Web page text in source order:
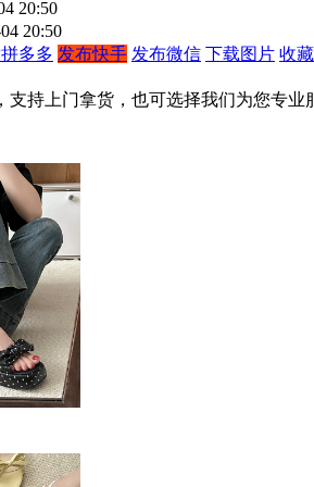
20:50
20:50
多多 发布快手 发布微信 下载图片 收
持上门拿货，也可选择我们为您专业